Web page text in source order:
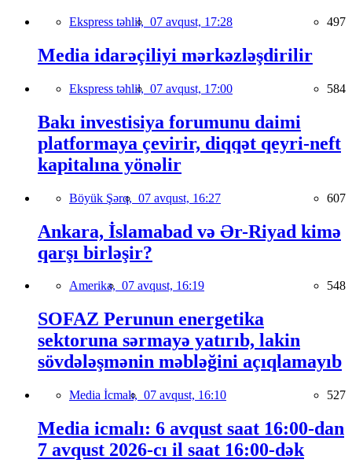
Ekspress təhlil, 07 avqust, 17:28 497
Media idarəçiliyi mərkəzləşdirilir
Ekspress təhlil, 07 avqust, 17:00 584
Bakı investisiya forumunu daimi
platformaya çevirir, diqqət qeyri-neft
kapitalına yönəlir
Böyük Şərq, 07 avqust, 16:27 607
Ankara, İslamabad və Ər-Riyad kimə
qarşı birləşir?
Amerika, 07 avqust, 16:19 548
SOFAZ Perunun energetika
sektoruna sərmayə yatırıb, lakin
sövdələşmənin məbləğini açıqlamayıb
Media İcmalı, 07 avqust, 16:10 527
Media icmalı: 6 avqust saat 16:00-dan
7 avqust 2026-cı il saat 16:00-dək